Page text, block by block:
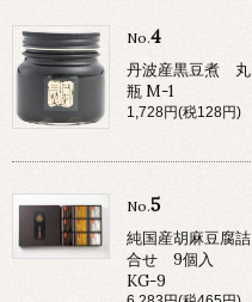
No.4
丹波産黒豆煮 丸
瓶 M-1
1,728円(税128円)
No.5
純国産胡麻豆腐詰
合せ 9個入
KG-9